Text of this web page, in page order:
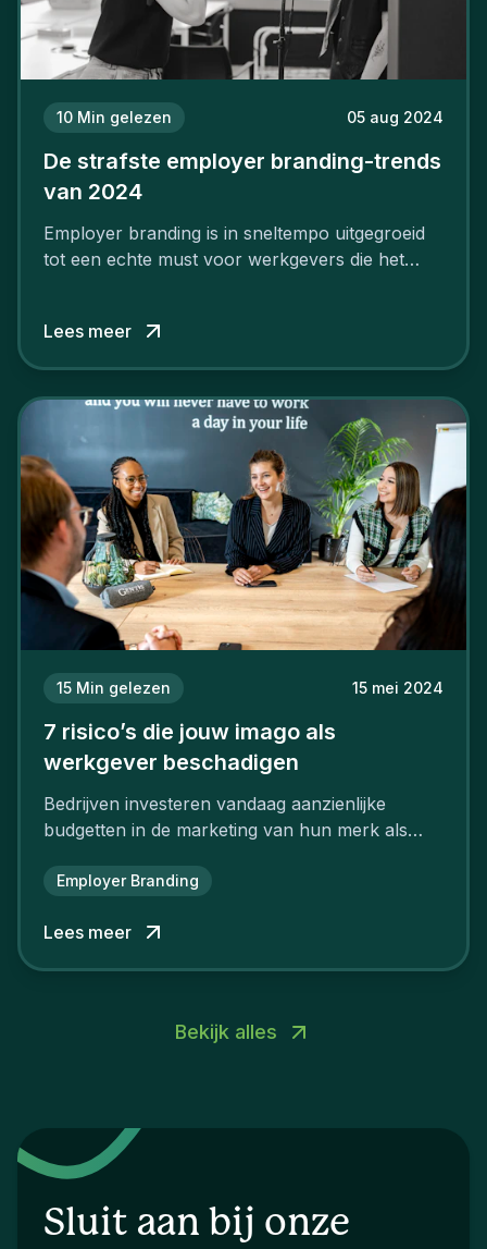
10 Min gelezen 05 aug 2024
De strafste employer branding-trends
van 2024
Employer branding is in sneltempo uitgegroeid
tot een echte must voor werkgevers die het
Lees meer
15 Min gelezen 15 mei 2024
7 risico’s die jouw imago als
werkgever beschadigen
Bedrijven investeren vandaag aanzienlijke
budgetten in de marketing van hun merk als
Employer Branding
Lees meer
Bekijk alles
Sluit aan bij onze